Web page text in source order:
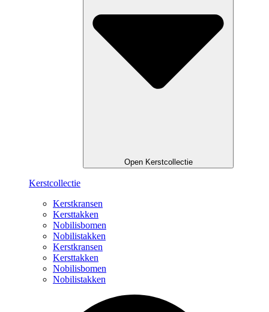
Open Kerstcollectie
Kerstcollectie
Kerstkransen
Kersttakken
Nobilisbomen
Nobilistakken
Kerstkransen
Kersttakken
Nobilisbomen
Nobilistakken